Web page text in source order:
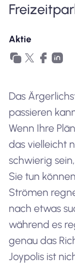
Verwendung
Für das
Aktie
Das
passieren
Wenn Ihre
das vielleicht
schwierig
Sie tun
Strömen
nach etwas
während es
genau das
Joypolis ist